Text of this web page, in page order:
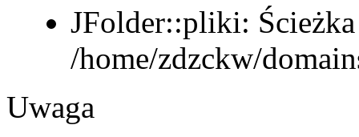
JFolder::pliki:
/home/zdzckw/
Uwaga